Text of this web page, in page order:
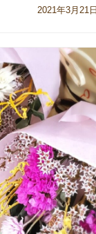
2021年3月21